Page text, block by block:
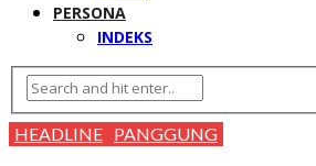
PERSONA
INDEKS
HEADLINE PANGGUNG